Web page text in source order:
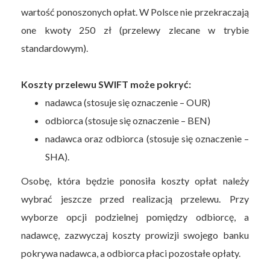
wartość ponoszonych opłat. W Polsce nie przekraczają
one kwoty 250 zł (przelewy zlecane w trybie
standardowym).
Koszty przelewu SWIFT może pokryć:
nadawca (stosuje się oznaczenie – OUR)
odbiorca (stosuje się oznaczenie – BEN)
nadawca oraz odbiorca (stosuje się oznaczenie –
SHA).
Osobę, która będzie ponosiła koszty opłat należy
wybrać jeszcze przed realizacją przelewu. Przy
wyborze opcji podzielnej pomiędzy odbiorcę, a
nadawcę, zazwyczaj koszty prowizji swojego banku
pokrywa nadawca, a odbiorca płaci pozostałe opłaty.